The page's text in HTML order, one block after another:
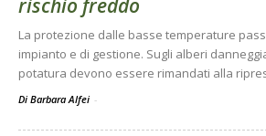
rischio freddo
La protezione dalle basse temperature
impianto e di gestione. Sugli alberi
potatura devono essere rimandati alla
Di Barbara Alfei -